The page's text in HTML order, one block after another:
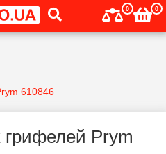
0 0
610846
Prym